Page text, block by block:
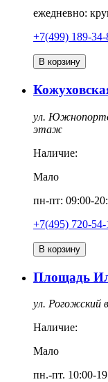
ежедневно:
+7(499) 189-
В корзину
ул.
этаж
Наличие:
Мало
пн-пт: 09:00-
+7(495) 720-54-
В корзину
Площадь
ул. Рогожский
Наличие:
Мало
пн.-пт. 10:00-